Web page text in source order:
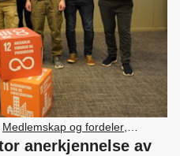
Medlemskap og fordeler
, Bærekraft
anerkjennelse av